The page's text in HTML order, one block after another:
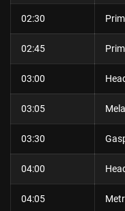
02:30
02:45
03:00
03:05
03:30
04:00
04:05